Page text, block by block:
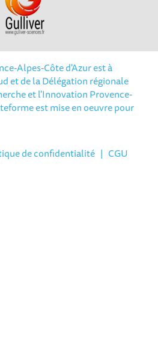
Alpes-Côte d'Azur est à
et de la Délégation régionale
et l'Innovation Provence-
est mise en oeuvre pour
de confidentialité | CGU